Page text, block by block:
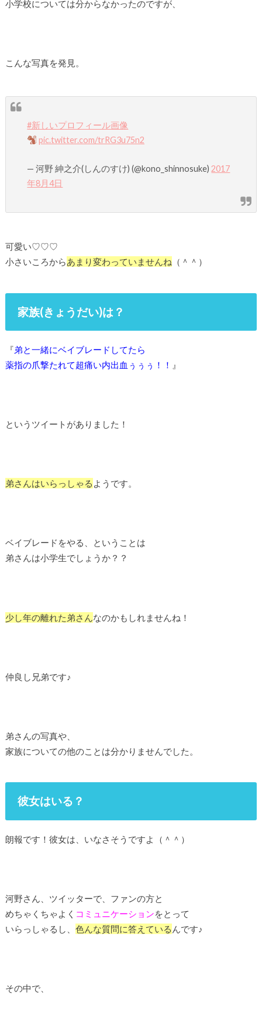
小学校については分からなかったのですが、
こんな写真を発見。
#新しいプロフィール画像
pic.twitter.com/trRG3u75n2
— 河野 紳之介(しんのすけ) (@kono_shinnosuke)2017
年8月4日
可愛い♡♡♡
小さいころからあまり変わっていませんね （＾＾）
家族(きょうだい)は？
『弟と一緒にベイブレードしてたら
薬指の爪撃たれて超痛い内出血ぅぅぅ！！ 』
というツイートがありました！
弟さんはいらっしゃる ようです。
ベイブレードをやる、ということは
弟さんは小学生でしょうか？？
少し年の離れた弟さん なのかもしれませんね！
仲良し兄弟です♪
弟さんの写真や、
家族についての他のことは分かりませんでした。
彼女はいる？
朗報です！彼女は、いなさそうですよ（＾＾）
河野さん、ツイッターで、ファンの方と
めちゃくちゃよく コミュニケーションをとって
いらっしゃるし、 色んな質問に答えている んです♪
その中で、